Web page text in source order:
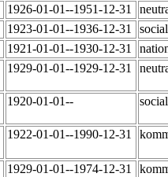
1926-01-01--1951-12-31
1923-01-01--1936-12-31
1921-01-01--1930-12-31
1929-01-01--1929-12-31
1920-01-01--
1922-01-01--1990-12-31
1929-01-01--1974-12-31